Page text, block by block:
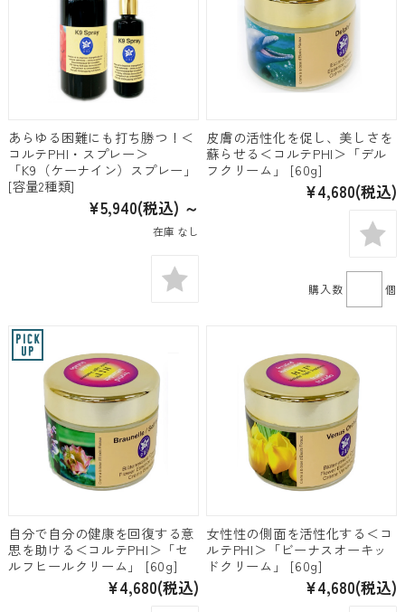
あらゆる困難にも打ち勝つ！＜
コルテPHI・スプレー＞
「K9（ケーナイン）スプレー」
[容量2種類]
¥5,940(税込) ～
在庫 なし
皮膚の活性化を促し、美しさを
蘇らせる＜コルテPHI＞「デル
フクリーム」 [60g]
¥4,680(税込)
購入数 個
自分で自分の健康を回復する意
思を助ける＜コルテPHI＞「セ
ルフヒールクリーム」 [60g]
¥4,680(税込)
女性性の側面を活性化する＜コ
ルテPHI＞「ビーナスオーキッ
ドクリーム」 [60g]
¥4,680(税込)